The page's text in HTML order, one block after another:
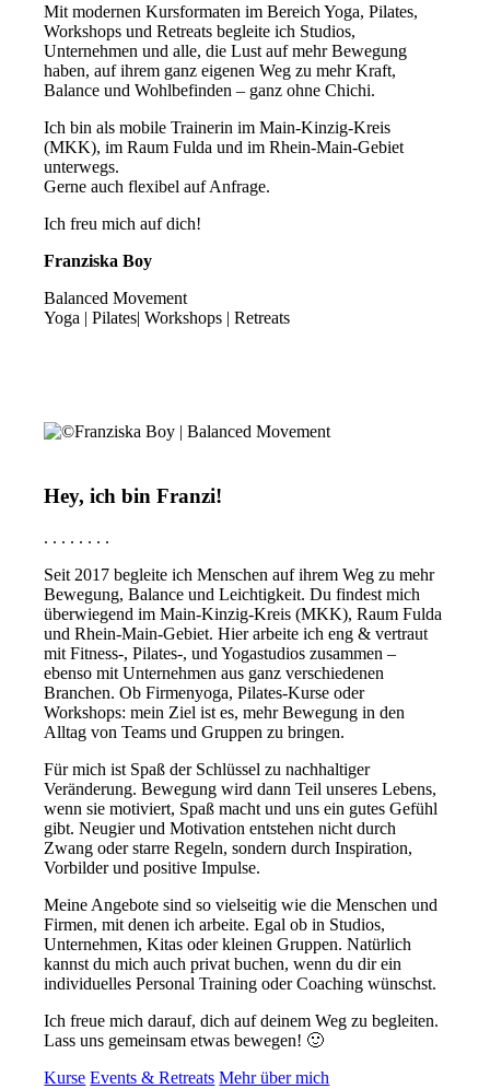
Mit modernen Kursformaten im Bereich Yoga, Pilates,
Workshops und Retreats begleite ich Studios,
Unternehmen und alle, die Lust auf mehr Bewegung
haben, auf ihrem ganz eigenen Weg zu mehr Kraft,
Balance und Wohlbefinden – ganz ohne Chichi.
Ich bin als mobile Trainerin im Main-Kinzig-Kreis
(MKK), im Raum Fulda und im Rhein-Main-Gebiet
unterwegs.
Gerne auch flexibel auf Anfrage.
Ich freu mich auf dich!
Franziska Boy
Balanced Movement
Yoga | Pilates| Workshops | Retreats
Hey, ich bin Franzi!
. . . . . . . .
Seit 2017 begleite ich Menschen auf ihrem Weg zu mehr
Bewegung, Balance und Leichtigkeit. Du findest mich
überwiegend im Main-Kinzig-Kreis (MKK), Raum Fulda
und Rhein-Main-Gebiet. Hier arbeite ich eng & vertraut
mit Fitness-, Pilates-, und Yogastudios zusammen –
ebenso mit Unternehmen aus ganz verschiedenen
Branchen. Ob Firmenyoga, Pilates-Kurse oder
Workshops: mein Ziel ist es, mehr Bewegung in den
Alltag von Teams und Gruppen zu bringen.
Für mich ist Spaß der Schlüssel zu nachhaltiger
Veränderung. Bewegung wird dann Teil unseres Lebens,
wenn sie motiviert, Spaß macht und uns ein gutes Gefühl
gibt. Neugier und Motivation entstehen nicht durch
Zwang oder starre Regeln, sondern durch Inspiration,
Vorbilder und positive Impulse.
Meine Angebote sind so vielseitig wie die Menschen und
Firmen, mit denen ich arbeite. Egal ob in Studios,
Unternehmen, Kitas oder kleinen Gruppen. Natürlich
kannst du mich auch privat buchen, wenn du dir ein
individuelles Personal Training oder Coaching wünschst.
Ich freue mich darauf, dich auf deinem Weg zu begleiten.
Lass uns gemeinsam etwas bewegen! 🙂
Kurse Events & Retreats Mehr über mich